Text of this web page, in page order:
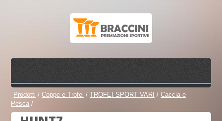
Prodotti /Coppe e Trofei /TROFEI SPORT VARI /Caccia e
Pesca /